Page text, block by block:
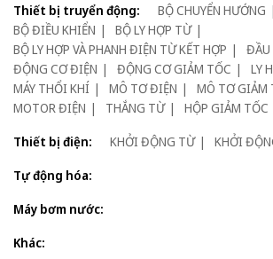
Thiết bị truyển động:
BỘ CHUYỂN HƯỚNG
BỘ ĐIỀU KHIỂN
BỘ LY HỢP TỪ
BỘ LY HỢP VÀ PHANH ĐIỆN TỪ KẾT HỢP
ĐẦU
ĐỘNG CƠ ĐIỆN
ĐỘNG CƠ GIẢM TỐC
LY
MÁY THỔI KHÍ
MÔ TƠ ĐIỆN
MÔ TƠ GIẢM
MOTOR ĐIỆN
THẮNG TỪ
HỘP GIẢM TỐC
Thiết bị điện:
KHỞI ĐỘNG TỪ
KHỞI
Tự động hóa:
Máy bơm nước:
Khác: